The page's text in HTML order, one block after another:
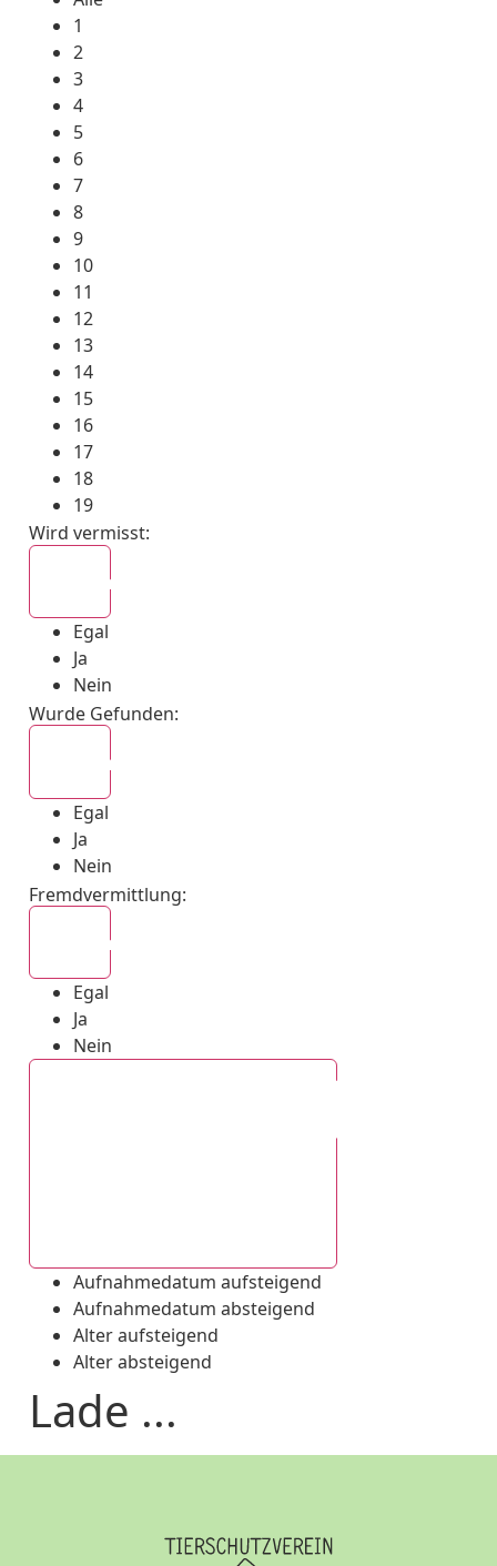
1
2
3
4
5
6
7
8
9
10
11
12
13
14
15
16
17
18
19
Wird vermisst:
Egal
Ja
Nein
Wurde Gefunden:
Egal
Ja
Nein
Fremdvermittlung:
Egal
Ja
Nein
Aufnahmedatum aufsteigend
Aufnahmedatum absteigend
Alter aufsteigend
Alter absteigend
Lade ...